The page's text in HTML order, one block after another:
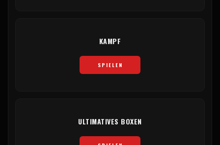
KAMPF
SPIELEN
ULTIMATIVES BOXEN